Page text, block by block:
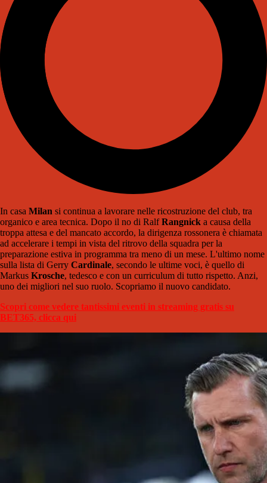
In casa Milan si continua a lavorare nelle ricostruzione del club, tra
organico e area tecnica. Dopo il no di RalfRangnick a causa della
troppa attesa e del mancato accordo, la dirigenza rossonera è chiamata
ad accelerare i tempi in vista del ritrovo della squadra per la
preparazione estiva in programma tra meno di un mese. L'ultimo nome
sulla lista di Gerry Cardinale, secondo le ultime voci, è quello di
Markus Krosche, tedesco e con un curriculum di tutto rispetto. Anzi,
uno dei migliori nel suo ruolo. Scopriamo il nuovo candidato.
Scopri come vedere tantissimi eventi in streaming gratis su
BET365, clicca qui